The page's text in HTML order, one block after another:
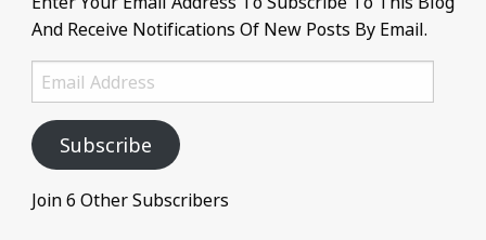
And Receive Notifications Of New Posts By Email.
Email
Address
Subscribe
Join 6 Other Subscribers